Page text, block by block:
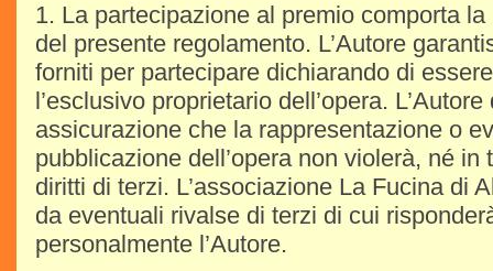
1. La partecipazione al premio comporta
del presente regolamento. L’Autore
forniti per partecipare dichiarando di
l’esclusivo proprietario dell’opera.
assicurazione che la rappresentazione o
pubblicazione dell’opera non violerà, né in
diritti di terzi. L’associazione La Fucina di
da eventuali rivalse di terzi di cui
personalmente l’Autore.